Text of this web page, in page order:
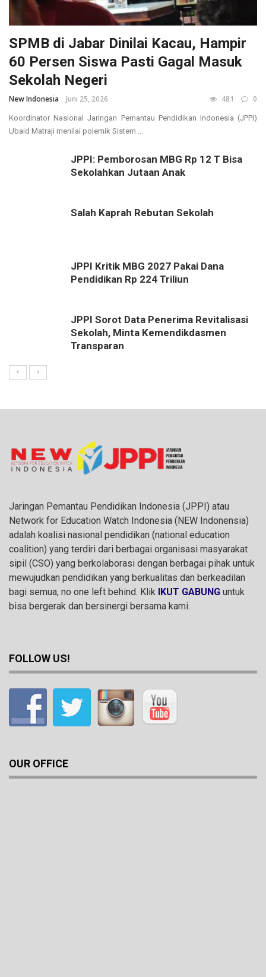
SPMB di Jabar Dinilai Kacau, Hampir
60 Persen Siswa Pasti Gagal Masuk
Sekolah Negeri
New Indonesia Juni 25, 2026 481 0
Koordinator Nasional Jaringan Pemantau Pendidikan Indonesia (JPPI)
Ubaid Matraji menilai polemik Sistem ...
JPPI: Pemborosan MBG Rp 12 T Bisa
Sekolahkan Jutaan Anak
Salah Kaprah Rebutan Sekolah
JPPI Kritik MBG 2027 Pakai Dana
Pendidikan Rp 224 Triliun
JPPI Sorot Data Penerima Revitalisasi
Sekolah, Minta Kemendikdasmen
Transparan
Jaringan Pemantau Pendidikan Indonesia (JPPI) atau
Network for Education Watch Indonesia (NEW Indonensia)
adalah koalisi nasional pendidikan (national education
coalition) yang terdiri dari berbagai organisasi masyarakat
sipil (CSO) yang berkolaborasi dengan berbagai pihak untuk
mewujudkan pendidikan yang berkualitas dan berkeadilan
bagi semua, no one left behind. Klik IKUT GABUNG untuk
bisa bergerak dan bersinergi bersama kami.
FOLLOW US!
OUR OFFICE